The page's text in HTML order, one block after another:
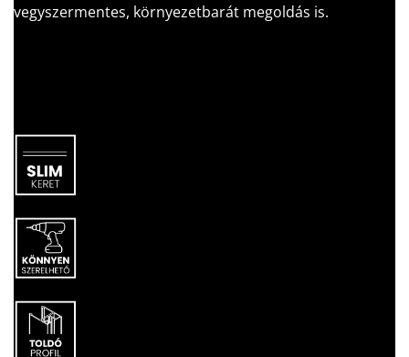
vegyszermentes, környezetbarát megoldás is.